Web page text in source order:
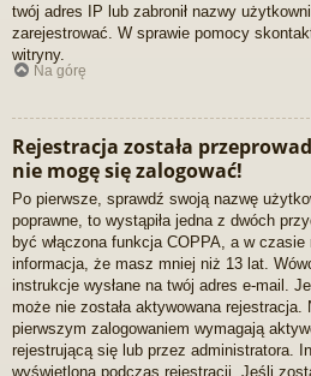
twój adres IP lub zabronił nazwy
zarejestrować. W sprawie pomocy
witryny.
Na górę
Rejestracja została
nie mogę się zalogować!
Po pierwsze, sprawdź swoją nazwę
poprawne, to wystąpiła jedna z dwóch
być włączona funkcja COPPA, a w czasie
informacja, że masz mniej niż 13 lat.
instrukcje wysłane na twój adres e-mail.
może nie została aktywowana rejestracja.
pierwszym zalogowaniem wymagają
rejestrującą się lub przez administratora.
wyświetlona podczas rejestracji. Jeśli